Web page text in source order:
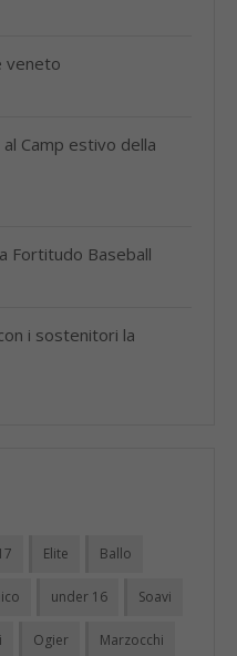
veneto
Camp estivo della
Fortitudo Baseball
i sostenitori la
Elite Ballo
under 16 Soavi
Ogier Marzocchi